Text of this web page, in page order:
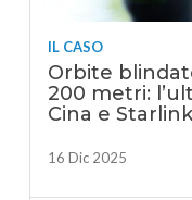
IL CASO
Orbite
200 metri:
Cina e
16 Dic 2025